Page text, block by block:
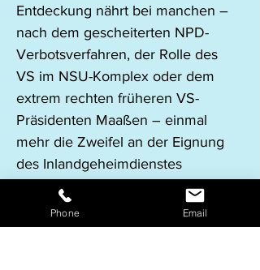
Entdeckung nährt bei manchen –
nach dem gescheiterten NPD-
Verbotsverfahren, der Rolle des
VS im NSU-Komplex oder dem
extrem rechten früheren VS-
Präsidenten Maaßen – einmal
mehr die Zweifel an der Eignung
des Inlandgeheimdienstes
Verfassungsschutz, tatsächlich die
demokratisch-freiheitliche
Grundordnung zu schützen. (dp)
Phone Email